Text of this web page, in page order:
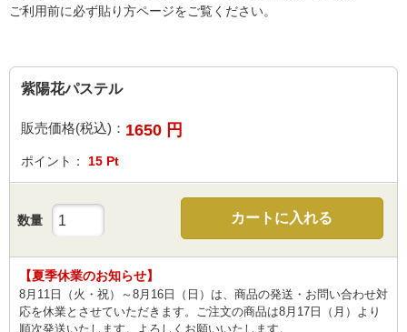
ご利用前に必ず貼り方ページをご覧ください。
紫陽花パステル
販売価格(税込)： 1650 円
ポイント： 15 Pt
数量 カートに入れる
【夏季休業のお知らせ】
8月11日（火・祝）～8月16日（日）は、商品の発送・お問い合わせ対
応を休業とさせていただきます。ご注文の商品は8月17日（月）より
順次発送いたします。よろしくお願いいたします。